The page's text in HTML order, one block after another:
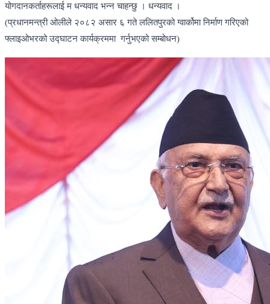
योगदानकर्ताहरूलाई म धन्यवाद भन्न चाहन्छु । धन्यवाद ।
(प्रधानमन्त्री ओलीले २०८२ असार ६ गते ललितपुरको ग्वार्कोमा निर्माण गरिएको
फ्लाइओभरको उद्घाटन कार्यक्रममा गर्नुभएको सम्बोधन)